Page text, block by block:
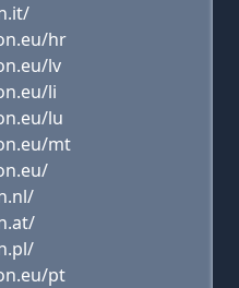
hr
lv
li
lu
mt
pt